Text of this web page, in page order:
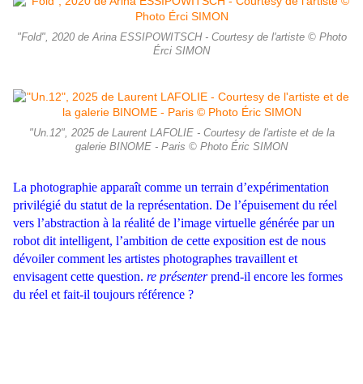
"Fold", 2020 de Arina ESSIPOWITSCH - Courtesy de l'artiste © Photo
Érci SIMON
"Un.12", 2025 de Laurent LAFOLIE - Courtesy de l'artiste et de la
galerie BINOME - Paris © Photo Éric SIMON
La photographie apparaît comme un terrain d’expérimentation
privilégié du statut de la représentation. De l’épuisement du réel
vers l’abstraction à la réalité de l’image virtuelle générée par un
robot dit intelligent, l’ambition de cette exposition est de nous
dévoiler comment les artistes photographes travaillent et
envisagent cette question. re présenterprend-il encore les formes
du réel et fait-il toujours référence ?